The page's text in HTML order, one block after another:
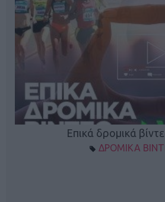
Επικά δρομικά
ΔΡΟΜΙΚΑ